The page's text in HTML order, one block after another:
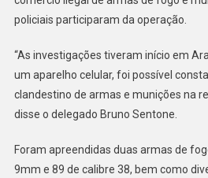
policiais participaram da operação.
“As investigações tiveram início em
um aparelho celular, foi possível
clandestino de armas e munições na
disse o delegado Bruno Sentone.
Foram apreendidas duas armas de
9mm e 89 de calibre 38, bem como